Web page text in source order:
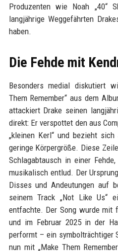
Produzenten wie Noah „40“
langjährige Weggefährten
haben.
Die Fehde mit
Besonders medial diskutiert
Them Remember“ aus dem
attackiert Drake seinen
direkt: Er verspottet den aus
„kleinen Kerl“ und bezieht
geringe Körpergröße. Diese
Schlagabtausch in einer
musikalisch entlud. Der
Disses und Andeutungen auf
seinem Track „Not Like Us“
entfachte. Der Song wurde mit
und im Februar 2025 in der
performt – ein symbolträchtiger
nun mit „Make Them